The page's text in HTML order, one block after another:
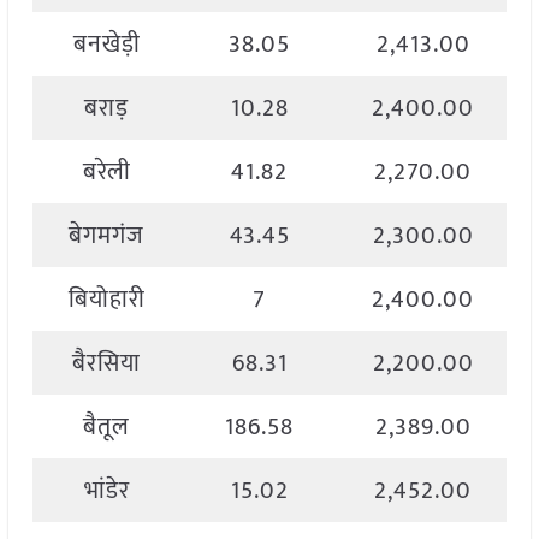
बनखेड़ी
38.05
2,413.00
बराड़
10.28
2,400.00
बरेली
41.82
2,270.00
बेगमगंज
43.45
2,300.00
बियोहारी
7
2,400.00
बैरसिया
68.31
2,200.00
बैतूल
186.58
2,389.00
भांडेर
15.02
2,452.00